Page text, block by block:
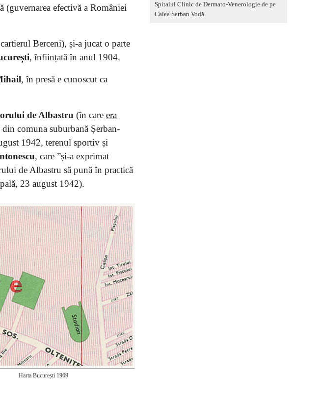
(guvernarea efectivă a României
Berceni), și-a jucat o parte
, înființată în anul 1904.
, în presă e cunoscut ca
de Albastru(în careera
din comuna suburbană Șerban-
1942, terenul sportiv și
, care ”și-a exprimat
de Albastru să pună în practică
23 august 1942).
Harta București 1969
Spitalul Clinic de Dermato-Venerologie de pe
Calea Șerban Vodă